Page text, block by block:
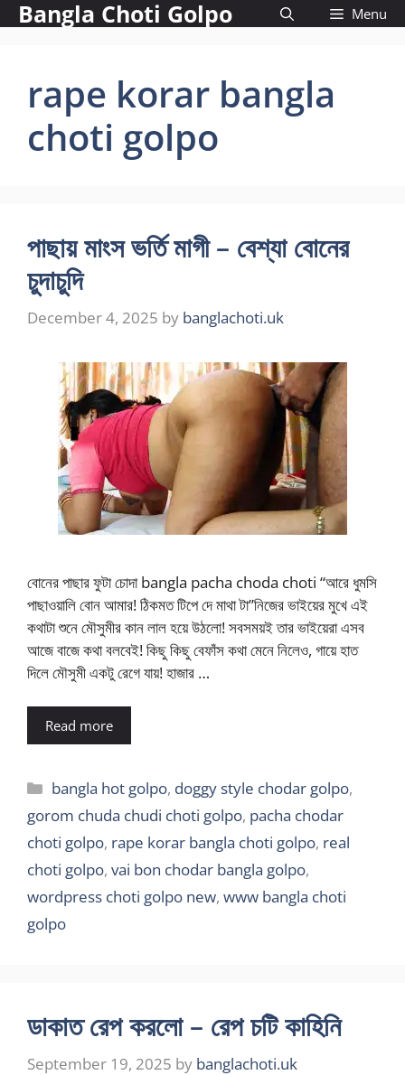
Skip
to
Bangla Choti Golpo Menu
rape korar bangla
choti golpo
পাছায় মাংস ভর্তি মাগী – বেশ্যা বোনের
চুদাচুদি
December 4, 2025 by banglachoti.uk
বোনের পাছার ফুটা চোদা bangla pacha choda choti “আরে ধুমসি
পাছাওয়ালি বোন আমার! ঠিকমত টিপে দে মাথা টা”নিজের ভাইয়ের মুখে এই
কথাটা শুনে মৌসুমীর কান লাল হয়ে উঠলো! সবসময়ই তার ভাইয়েরা এসব
আজে বাজে কথা বলবেই! কিছু কিছু বেফাঁস কথা মেনে নিলেও, গায়ে হাত
দিলে মৌসুমী একটু রেগে যায়! হাজার …
Read more
Categories
bangla hot golpo, doggy style chodar golpo,
gorom chuda chudi choti golpo, pacha chodar
choti golpo, rape korar bangla choti golpo, real
choti golpo, vai bon chodar bangla golpo,
wordpress choti golpo new, www bangla choti
golpo
ডাকাত রেপ করলো – রেপ চটি কাহিনি
September 19, 2025 by banglachoti.uk